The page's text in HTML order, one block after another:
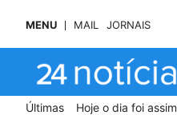
MENU MAIL JORNAIS
Últimas Hoje o dia foi assim